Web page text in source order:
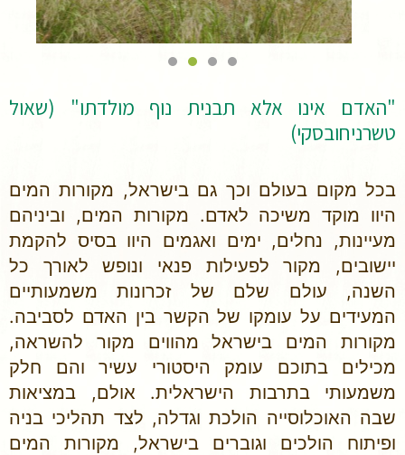
"האדם אינו אלא תבנית נוף מולדתו" (שאול
טשרניחובסקי)
בכל מקום בעולם וכך גם בישראל, מקורות המים
היוו מוקד משיכה לאדם. מקורות המים, וביניהם
מעיינות, נחלים, ימים ואגמים היוו בסיס להקמת
יישובים, מקור לפעילות פנאי ונופש לאורך כל
השנה, עולם שלם של זכרונות משמעותיים
המעידים על עומקו של הקשר בין האדם לסביבה.
מקורות המים בישראל מהווים מקור להשראה,
מכילים בתוכם עומק היסטורי עשיר והם חלק
משמעותי בתרבות הישראלית. אולם, במציאות
שבה האוכלוסייה הולכת וגדלה, לצד תהליכי בניה
ופיתוח הולכים וגוברים בישראל, מקורות המים